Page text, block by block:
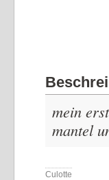
mein
mantel
Culotte